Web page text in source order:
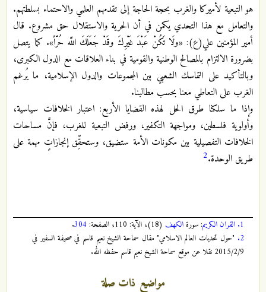
هو التبعية لأميركا والغرب بحجة الحاجة إلى تقدمهم العلمي والاحتماء بسلطتهم.
والتعامل مع هذا التحدي يكمن في أن الحرية والاستقلال حق مشروع. قال
أمير المؤمنين علي(ع): «ولَا تَكُنْ عَبْدَ غَيْرِكَ وقَدْ جَعَلَكَ اللَّه حُرّاً». كما يتصل
بضرورة الالتزام بالمصالح الوطنية والقومية في بناء العلاقات مع الدول الكبرى،
وبالتأكيد على التماسك الشعبي بين المجموعات والدول الإسلامية، ما يُرغم
الغرب على التعاطي معنا بحسب مطالبنا.
وإذا ما سلكنا طرق الحل لهذه القضايا الأربع: اعتبار الخلافات سياسية،
وأولوية فلسطين، ومواجهة التكفير، ورفض التبعية للغرب، فإنَّ مساحات
الخلافات التفصيلية بين مكونات الأمة ستضيق، وستحقِّق إنجازاتٍ مهمة على
طريق الوحدة.2
1. القران الكريم: سورةالكهف (18)، الآية: 110، الصفحة: 304
.
2. "حول تحديات العالم الاسلامي" مقال سماحة الشيخ نعيم قاسم في صحيفة السفير في
2015/2/9 نقلا عن موقع سماحة الشيخ نعيم قاسم حفظه الله.
مواضيع ذات صلة